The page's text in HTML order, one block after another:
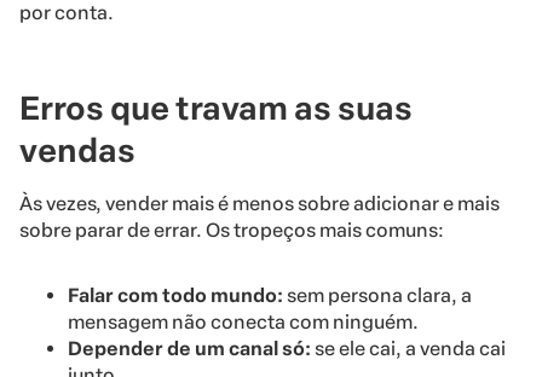
por conta.
Erros que travam as suas
vendas
Às vezes, vender mais é menos sobre adicionar e mais
sobre parar de errar. Os tropeços mais comuns:
Falar com todo mundo: sem persona clara, a
mensagem não conecta com ninguém.
Depender de um canal só: se ele cai, a venda cai